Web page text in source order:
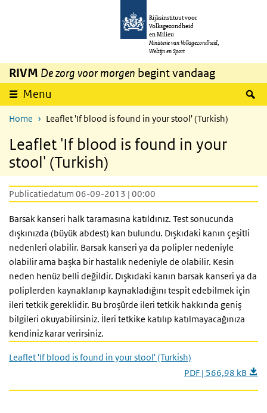
Overslaan en naar de inhoud gaan
Rijksinstituut voor
Volksgezondheid
en Milieu
Ministerie van Volksgezondheid,
Welzijn en Sport
RIVM De zorg voor morgen begint vandaag
Menu
Home Leaflet 'If blood is found in your stool' (Turkish)
Leaflet 'If blood is found in your
stool' (Turkish)
Publicatiedatum 06-09-2013 | 00:00
Barsak kanseri halk taramasına katıldınız. Test sonucunda
dışkınızda (büyük abdest) kan bulundu. Dışkıdaki kanın çeşitli
nedenleri olabilir. Barsak kanseri ya da polipler nedeniyle
olabilir ama başka bir hastalık nedeniyle de olabilir. Kesin
neden henüz belli değildir. Dışkıdaki kanın barsak kanseri ya da
poliplerden kaynaklanıp kaynakladığını tespit edebilmek için
ileri tetkik gereklidir. Bu broşürde ileri tetkik hakkında geniş
bilgileri okuyabilirsiniz. İleri tetkike katılıp katılmayacağınıza
kendiniz karar verirsiniz.
Leaflet 'If blood is found in your stool' (Turkish)
PDF | 566,98 kB